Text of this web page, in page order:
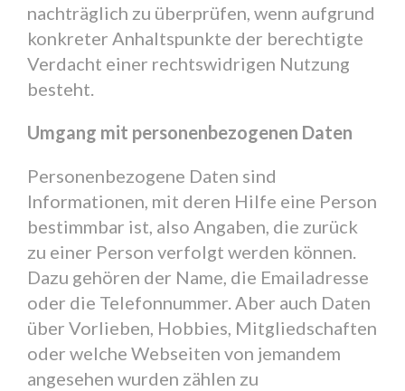
nachträglich zu überprüfen, wenn aufgrund
konkreter Anhaltspunkte der berechtigte
Verdacht einer rechtswidrigen Nutzung
besteht.
Umgang mit personenbezogenen Daten
Personenbezogene Daten sind
Informationen, mit deren Hilfe eine Person
bestimmbar ist, also Angaben, die zurück
zu einer Person verfolgt werden können.
Dazu gehören der Name, die Emailadresse
oder die Telefonnummer. Aber auch Daten
über Vorlieben, Hobbies, Mitgliedschaften
oder welche Webseiten von jemandem
angesehen wurden zählen zu